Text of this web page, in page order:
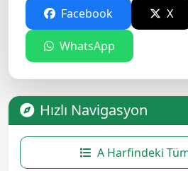
Facebook X
WhatsApp
Hızlı Navigasyon
A Harfindeki